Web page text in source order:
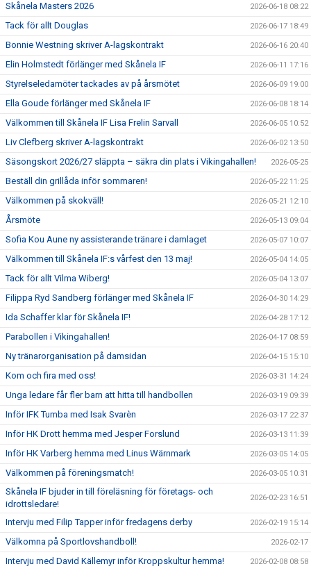
Skånela Masters 2026 2026-06-18 08:22
Tack för allt Douglas 2026-06-17 18:49
Bonnie Westning skriver A-lagskontrakt 2026-06-16 20:40
Elin Holmstedt förlänger med Skånela IF 2026-06-11 17:16
Styrelseledamöter tackades av på årsmötet 2026-06-09 19:00
Ella Goude förlänger med Skånela IF 2026-06-08 18:14
Välkommen till Skånela IF Lisa Frelin Sarvall 2026-06-05 10:52
Liv Clefberg skriver A-lagskontrakt 2026-06-02 13:50
Säsongskort 2026/27 släppta – säkra din plats i Vikingahallen! 2026-05-25
Beställ din grillåda inför sommaren! 2026-05-22 11:25
Välkommen på skokväll! 2026-05-21 12:10
Årsmöte 2026-05-13 09:04
Sofia Kou Aune ny assisterande tränare i damlaget 2026-05-07 10:07
Välkommen till Skånela IF:s vårfest den 13 maj! 2026-05-04 14:05
Tack för allt Vilma Wiberg! 2026-05-04 13:07
Filippa Ryd Sandberg förlänger med Skånela IF 2026-04-30 14:29
Ida Schaffer klar för Skånela IF! 2026-04-28 17:12
Parabollen i Vikingahallen! 2026-04-17 08:59
Ny tränarorganisation på damsidan 2026-04-15 15:10
Kom och fira med oss! 2026-03-31 14:24
Unga ledare får fler barn att hitta till handbollen 2026-03-19 09:39
Inför IFK Tumba med Isak Svarèn 2026-03-17 22:37
Inför HK Drott hemma med Jesper Forslund 2026-03-13 11:39
Inför HK Varberg hemma med Linus Wärnmark 2026-03-05 14:05
Välkommen på föreningsmatch! 2026-03-05 10:31
Skånela IF bjuder in till föreläsning för företags- och
idrottsledare!
2026-02-23 16:51
Intervju med Filip Tapper inför fredagens derby 2026-02-19 15:14
Välkomna på Sportlovshandboll! 2026-02-17
Intervju med David Källemyr inför Kroppskultur hemma! 2026-02-08 08:58